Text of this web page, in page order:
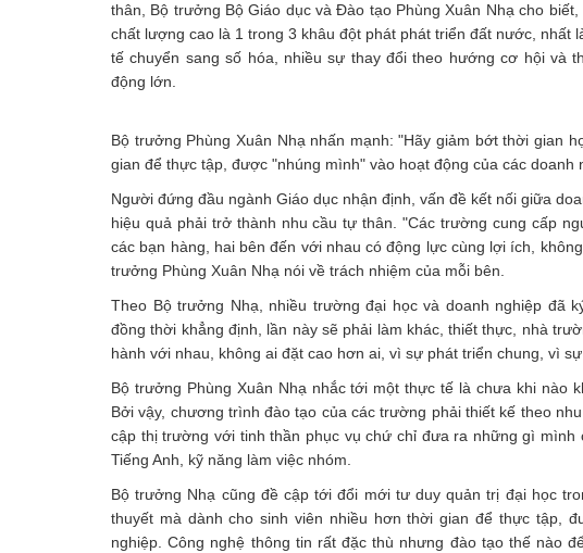
thân, Bộ trưởng Bộ Giáo dục và Đào tạo Phùng Xuân Nhạ cho
chất lượng cao là 1 trong 3 khâu đột phát phát triển đất nước, nhất
tế chuyển sang số hóa, nhiều sự thay đổi theo hướng cơ hội và
động lớn.
Bộ trưởng Phùng Xuân Nhạ nhấn mạnh: "Hãy giảm bớt thời gian
gian để thực tập, được "nhúng mình" vào hoạt động của các doanh
Người đứng đầu ngành Giáo dục nhận định, vấn đề kết nối giữa
hiệu quả phải trở thành nhu cầu tự thân. "Các trường cung cấp
các bạn hàng, hai bên đến với nhau có động lực cùng lợi ích,
trưởng Phùng Xuân Nhạ nói về trách nhiệm của mỗi bên.
Theo Bộ trưởng Nhạ, nhiều trường đại học và doanh nghiệp đã
đồng thời khẳng định, lần này sẽ phải làm khác, thiết thực, nhà
hành với nhau, không ai đặt cao hơn ai, vì sự phát triển chung, vì
Bộ trưởng Phùng Xuân Nhạ nhắc tới một thực tế là chưa khi nào
Bởi vậy, chương trình đào tạo của các trường phải thiết kế theo
cập thị trường với tinh thần phục vụ chứ chỉ đưa ra những gì
Tiếng Anh, kỹ năng làm việc nhóm.
Bộ trưởng Nhạ cũng đề cập tới đổi mới tư duy quản trị đại học
thuyết mà dành cho sinh viên nhiều hơn thời gian để thực tập,
nghiệp. Công nghệ thông tin rất đặc thù nhưng đào tạo thế nào